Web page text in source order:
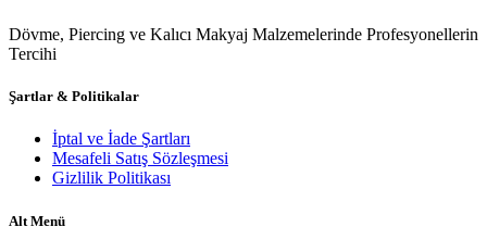
Dövme, Piercing ve Kalıcı Makyaj Malzemelerinde Profesyonellerin
Tercihi
Şartlar & Politikalar
İptal ve İade Şartları
Mesafeli Satış Sözleşmesi
Gizlilik Politikası
Alt Menü